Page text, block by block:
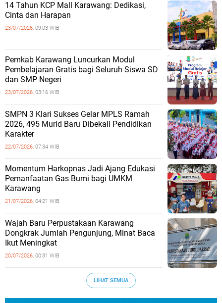
14 Tahun KCP Mall Karawang: Dedikasi,
Cinta dan Harapan
23/07/2026, 09:03 WIB
Pemkab Karawang Luncurkan Modul
Pembelajaran Gratis bagi Seluruh Siswa SD
dan SMP Negeri
23/07/2026, 03:16 WIB
SMPN 3 Klari Sukses Gelar MPLS Ramah
2026, 495 Murid Baru Dibekali Pendidikan
Karakter
22/07/2026, 07:34 WIB
Momentum Harkopnas Jadi Ajang Edukasi
Pemanfaatan Gas Bumi bagi UMKM
Karawang
21/07/2026, 04:21 WIB
Wajah Baru Perpustakaan Karawang
Dongkrak Jumlah Pengunjung, Minat Baca
Ikut Meningkat
20/07/2026, 00:31 WIB
LIHAT SEMUA